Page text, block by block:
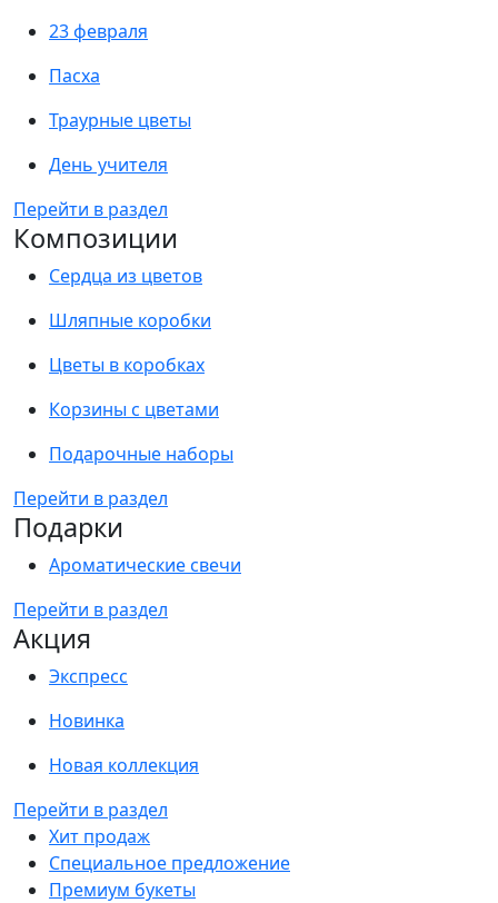
23 февраля
Пасха
Траурные цветы
День учителя
Перейти в раздел
Композиции
Сердца из цветов
Шляпные коробки
Цветы в коробках
Корзины с цветами
Подарочные наборы
Перейти в раздел
Подарки
Ароматические свечи
Перейти в раздел
Акция
Экспресс
Новинка
Новая коллекция
Перейти в раздел
Хит продаж
Специальное предложение
Премиум букеты